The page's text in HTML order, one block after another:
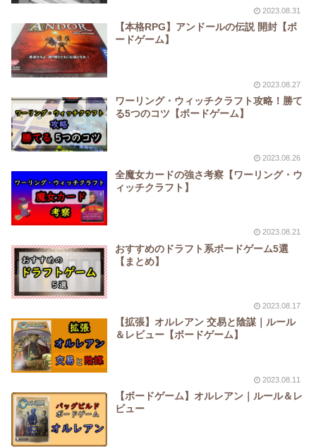
2023.08.31
【本格RPG】アンドールの伝説 開封【ボ
ードゲーム】
2023.08.27
ワーリング・ウィッチクラフト攻略！勝て
る5つのコツ【ボードゲーム】
2023.08.26
全魔女カードの強さ考察【ワーリング・ウ
ィッチクラフト】
2023.08.21
おすすめのドラフト系ボードゲーム5選
【まとめ】
2023.08.17
【拡張】オルレアン 交易と陰謀｜ルール
＆レビュー【ボードゲーム】
2023.08.11
【ボードゲーム】オルレアン｜ルール＆レ
ビュー